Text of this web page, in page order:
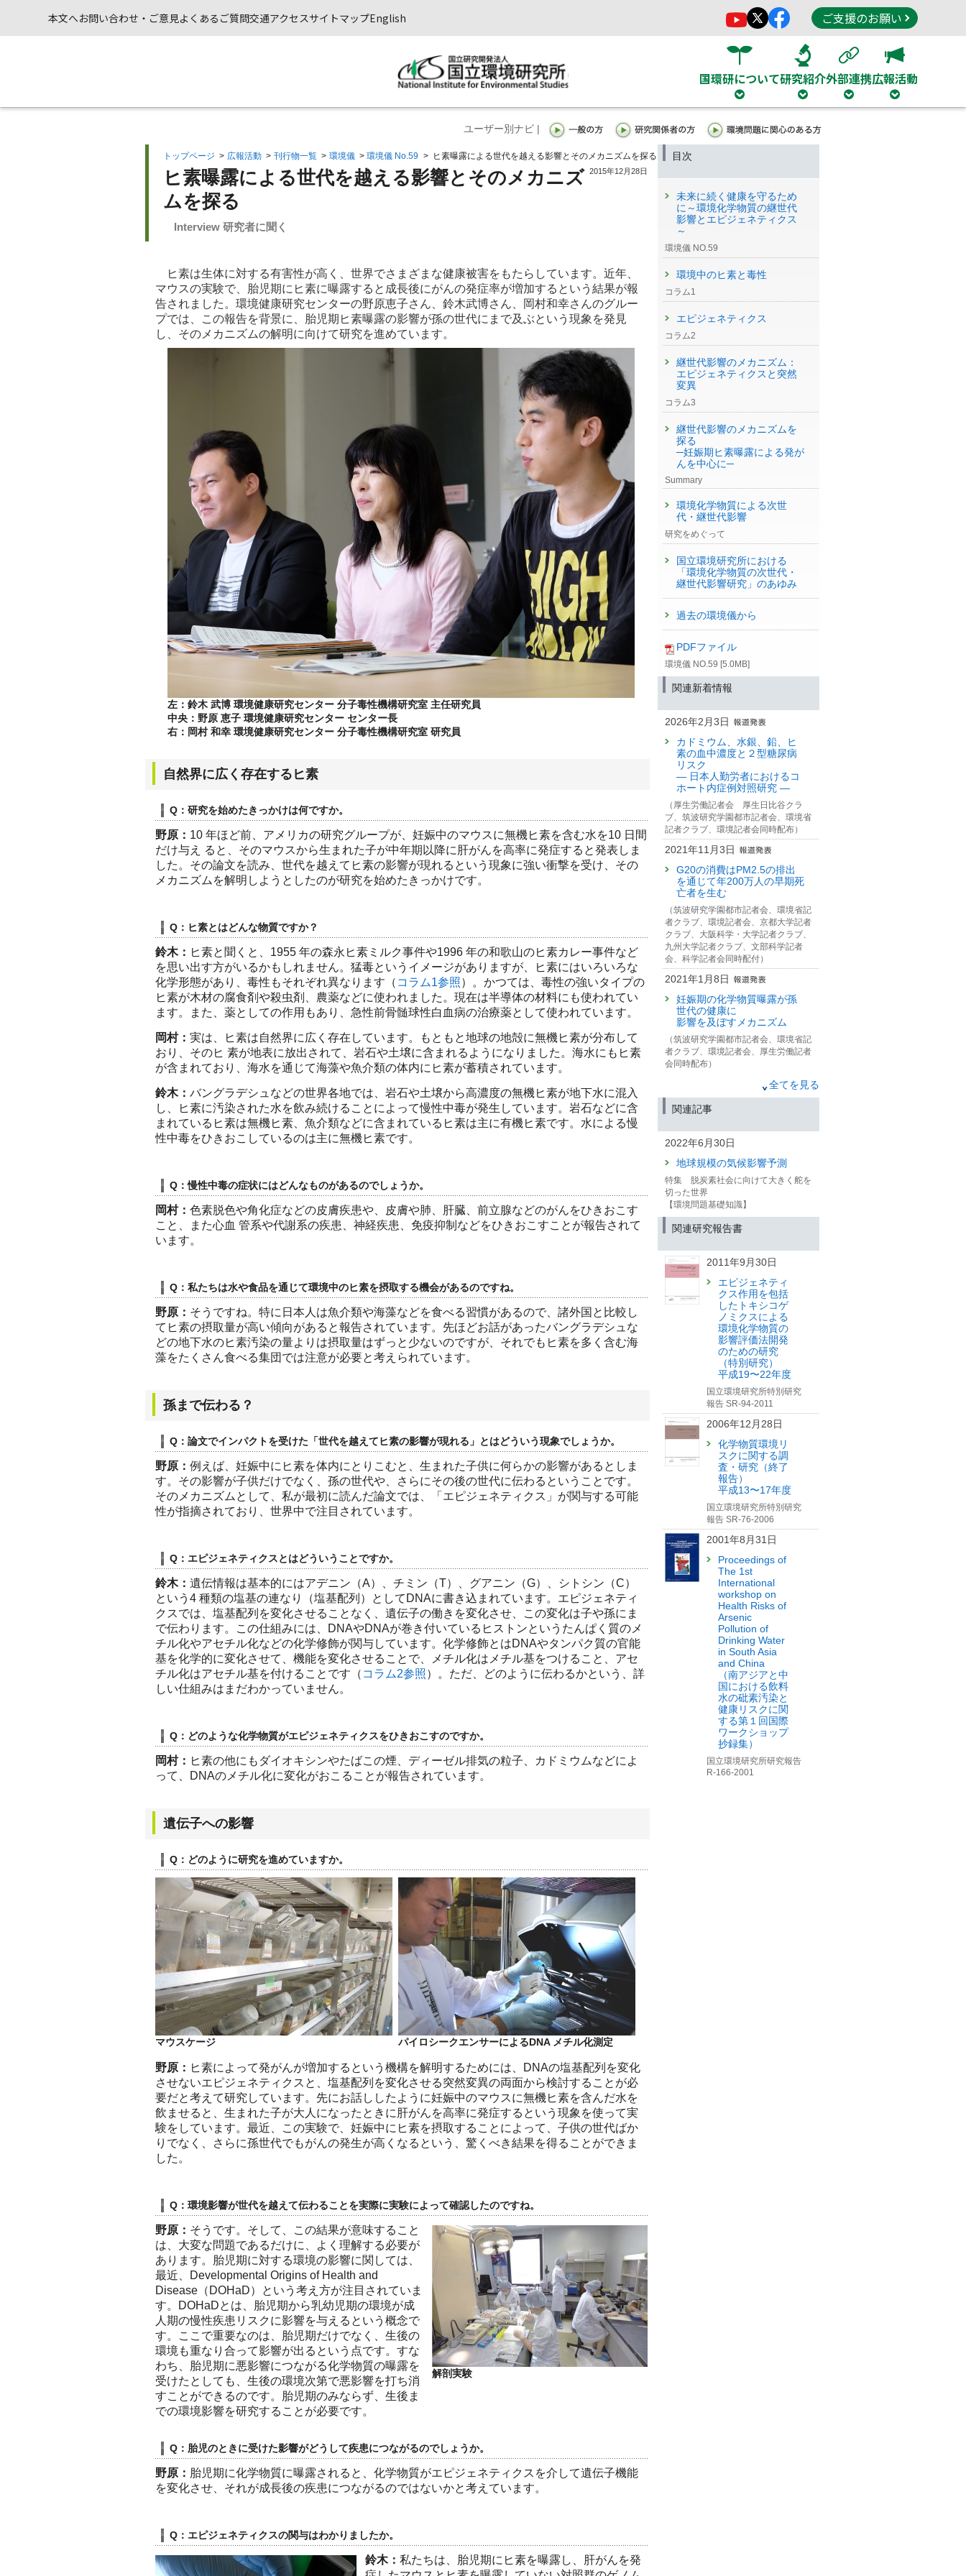
本文へお問い合わせ・ご意見よくあるご質問交通アクセスサイトマップEnglish ご支援のお願い
国環研について研究紹介外部連携広報活動
ユーザー別ナビ |
トップページ > 広報活動 > 刊行物一覧 > 環境儀 > 環境儀 No.59 > ヒ素曝露による世代を越える影響とそのメカニズムを探る
2015年12月28日
ヒ素曝露による世代を越える影響とそのメカニズ
ムを探る
Interview 研究者に聞く
ヒ素は生体に対する有害性が高く、世界でさまざまな健康被害をもたらしています。近年、
マウスの実験で、胎児期にヒ素に曝露すると成長後にがんの発症率が増加するという結果が報
告されました。環境健康研究センターの野原恵子さん、鈴木武博さん、岡村和幸さんのグルー
プでは、この報告を背景に、胎児期ヒ素曝露の影響が孫の世代にまで及ぶという現象を発見
し、そのメカニズムの解明に向けて研究を進めています。
左：鈴木 武博 環境健康研究センター 分子毒性機構研究室 主任研究員
中央：野原 恵子 環境健康研究センター センター長
右：岡村 和幸 環境健康研究センター 分子毒性機構研究室 研究員
自然界に広く存在するヒ素
Q：研究を始めたきっかけは何ですか。
野原： 10 年ほど前、アメリカの研究グループが、妊娠中のマウスに無機ヒ素を含む水を10 日間
だけ与え ると、そのマウスから生まれた子が中年期以降に肝がんを高率に発症すると発表しま
した。その論文を読み、世代を越えてヒ素の影響が現れるという現象に強い衝撃を受け、その
メカニズムを解明しようとしたのが研究を始めたきっかけです。
Q：ヒ素とはどんな物質ですか？
鈴木： ヒ素と聞くと、1955 年の森永ヒ素ミルク事件や1996 年の和歌山のヒ素カレー事件など
を思い出す方がいるかもしれません。猛毒というイメージがありますが、ヒ素にはいろいろな
化学形態があり、毒性もそれぞれ異なります（ コラム1参照）。かつては、毒性の強いタイプの
ヒ素が木材の腐食剤や殺虫剤、農薬などに使われました。現在は半導体の材料にも使われてい
ます。また、薬としての作用もあり、急性前骨髄球性白血病の治療薬として使われています。
岡村： 実は、ヒ素は自然界に広く存在しています。もともと地球の地殻に無機ヒ素が分布して
おり、そのヒ 素が地表に放出されて、岩石や土壌に含まれるようになりました。海水にもヒ素
が含まれており、海水を通じて海藻や魚介類の体内にヒ素が蓄積されています。
鈴木： バングラデシュなどの世界各地では、岩石や土壌から高濃度の無機ヒ素が地下水に混入
し、ヒ素に汚染された水を飲み続けることによって慢性中毒が発生しています。岩石などに含
まれているヒ素は無機ヒ素、魚介類などに含まれているヒ素は主に有機ヒ素です。水による慢
性中毒をひきおこしているのは主に無機ヒ素です。
Q：慢性中毒の症状にはどんなものがあるのでしょうか。
岡村： 色素脱色や角化症などの皮膚疾患や、皮膚や肺、肝臓、前立腺などのがんをひきおこす
こと、また心血 管系や代謝系の疾患、神経疾患、免疫抑制などをひきおこすことが報告されて
います。
Q：私たちは水や食品を通じて環境中のヒ素を摂取する機会があるのですね。
野原： そうですね。特に日本人は魚介類や海藻などを食べる習慣があるので、諸外国と比較し
てヒ素の摂取量が高い傾向があると報告されています。先ほどお話があったバングラデシュな
どの地下水のヒ素汚染の量よりは摂取量はずっと少ないのですが、それでもヒ素を多く含む海
藻をたくさん食べる集団では注意が必要と考えられています。
孫まで伝わる？
Q：論文でインパクトを受けた「世代を越えてヒ素の影響が現れる」とはどういう現象でしょうか。
野原： 例えば、妊娠中にヒ素を体内にとりこむと、生まれた子供に何らかの影響があるとしま
す。その影響が子供だけでなく、孫の世代や、さらにその後の世代に伝わるということです。
そのメカニズムとして、私が最初に読んだ論文では、「エピジェネティクス」が関与する可能
性が指摘されており、世界中で注目されています。
Q：エピジェネティクスとはどういうことですか。
鈴木： 遺伝情報は基本的にはアデニン（A）、チミン（T）、グアニン（G）、シトシン（C）
という4 種類の塩基の連なり（塩基配列）としてDNAに書き込まれています。エピジェネティ
クスでは、塩基配列を変化させることなく、遺伝子の働きを変化させ、この変化は子や孫にま
で伝わります。この仕組みには、DNAやDNAが巻き付いているヒストンというたんぱく質のメ
チル化やアセチル化などの化学修飾が関与しています。化学修飾とはDNAやタンパク質の官能
基を化学的に変化させて、機能を変化させることで、メチル化はメチル基をつけること、アセ
チル化はアセチル基を付けることです（ コラム2参照）。ただ、どのように伝わるかという、詳
しい仕組みはまだわかっていません。
Q：どのような化学物質がエピジェネティクスをひきおこすのですか。
岡村： ヒ素の他にもダイオキシンやたばこの煙、ディーゼル排気の粒子、カドミウムなどによ
って、DNAのメチル化に変化がおこることが報告されています。
遺伝子への影響
Q：どのように研究を進めていますか。
マウスケージ パイロシークエンサーによるDNA メチル化測定
野原： ヒ素によって発がんが増加するという機構を解明するためには、DNAの塩基配列を変化
させないエピジェネティクスと、塩基配列を変化させる突然変異の両面から検討することが必
要だと考えて研究しています。先にお話ししたように妊娠中のマウスに無機ヒ素を含んだ水を
飲ませると、生まれた子が大人になったときに肝がんを高率に発症するという現象を使って実
験をしています。最近、この実験で、妊娠中にヒ素を摂取することによって、子供の世代ばか
りでなく、さらに孫世代でもがんの発生が高くなるという、驚くべき結果を得ることができま
した。
Q：環境影響が世代を越えて伝わることを実際に実験によって確認したのですね。
解剖実験
野原： そうです。そして、この結果が意味すること
は、大変な問題であるだけに、よく理解する必要が
あります。胎児期に対する環境の影響に関しては、
最近、Developmental Origins of Health and
Disease（DOHaD）という考え方が注目されていま
す。DOHaDとは、胎児期から乳幼児期の環境が成
人期の慢性疾患リスクに影響を与えるという概念で
す。ここで重要なのは、胎児期だけでなく、生後の
環境も重なり合って影響が出るという点です。すな
わち、胎児期に悪影響につながる化学物質の曝露を
受けたとしても、生後の環境次第で悪影響を打ち消
すことができるのです。胎児期のみならず、生後ま
での環境影響を研究することが必要です。
Q：胎児のときに受けた影響がどうして疾患につながるのでしょうか。
野原： 胎児期に化学物質に曝露されると、化学物質がエピジェネティクスを介して遺伝子機能
を変化させ、それが成長後の疾患につながるのではないかと考えています。
Q：エピジェネティクスの関与はわかりましたか。
鈴木： 私たちは、胎児期にヒ素を曝露し、肝がんを発
目次
未来に続く健康を守るため
に～環境化学物質の継世代
影響とエピジェネティクス
～
環境儀 NO.59
環境中のヒ素と毒性
コラム1
エピジェネティクス
コラム2
継世代影響のメカニズム：
エピジェネティクスと突然
変異
コラム3
継世代影響のメカニズムを
探る
─妊娠期ヒ素曝露による発が
んを中心に─
Summary
環境化学物質による次世
代・継世代影響
研究をめぐって
国立環境研究所における
「環境化学物質の次世代・
継世代影響研究」のあゆみ
過去の環境儀から
PDFファイル
環境儀 NO.59 [5.0MB]
関連新着情報
2026年2月3日
カドミウム、水銀、鉛、ヒ
素の血中濃度と２型糖尿病
リスク
— 日本人勤労者におけるコ
ホート内症例対照研究 —
（厚生労働記者会 厚生日比谷クラ
ブ、筑波研究学園都市記者会、環境省
記者クラブ、環境記者会同時配布）
2021年11月3日
G20の消費はPM2.5の排出
を通じて年200万人の早期死
亡者を生む
（筑波研究学園都市記者会、環境省記
者クラブ、環境記者会、京都大学記者
クラブ、大阪科学・大学記者クラブ、
九州大学記者クラブ、文部科学記者
会、科学記者会同時配付）
2021年1月8日
妊娠期の化学物質曝露が孫
世代の健康に
影響を及ぼすメカニズム
（筑波研究学園都市記者会、環境省記
者クラブ、環境記者会、厚生労働記者
会同時配布）
自然由来のヒ素が土壌に蓄
積する仕組みを解明
（文部科学記者会、科学記者会、府中
市政記者クラブ、筑波研究学園都市記
者会、環境省記者クラブ、環境記者会
同時配付）
全てを見る
関連記事
2022年6月30日
地球規模の気候影響予測
特集 脱炭素社会に向けて大きく舵を
切った世界
【環境問題基礎知識】
関連研究報告書
2011年9月30日
エピジェネティ
クス作用を包括
したトキシコゲ
ノミクスによる
環境化学物質の
影響評価法開発
のための研究
（特別研究）
平成19〜22年度
国立環境研究所特別研究
報告 SR-94-2011
2006年12月28日
化学物質環境リ
スクに関する調
査・研究（終了
報告）
平成13〜17年度
国立環境研究所特別研究
報告 SR-76-2006
2001年8月31日
Proceedings of
The 1st
International
workshop on
Health Risks of
Arsenic
Pollution of
Drinking Water
in South Asia
and China
（南アジアと中
国における飲料
水の砒素汚染と
健康リスクに関
する第１回国際
ワークショップ
抄録集）
国立環境研究所研究報告
R-166-2001